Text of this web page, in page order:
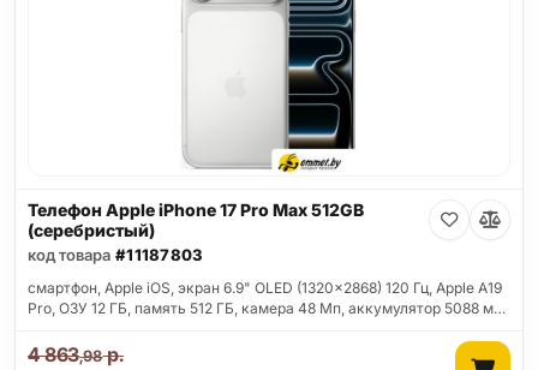
Телефон Apple iPhone 17 Pro Max 512GB
(серебристый)
код товара #11187803
смартфон, Apple iOS, экран 6.9" OLED (1320x2868) 120 Гц, Apple A19
Pro, ОЗУ 12 ГБ, память 512 ГБ, камера 48 Мп, аккумулятор 5088 м…
4 863,98р.